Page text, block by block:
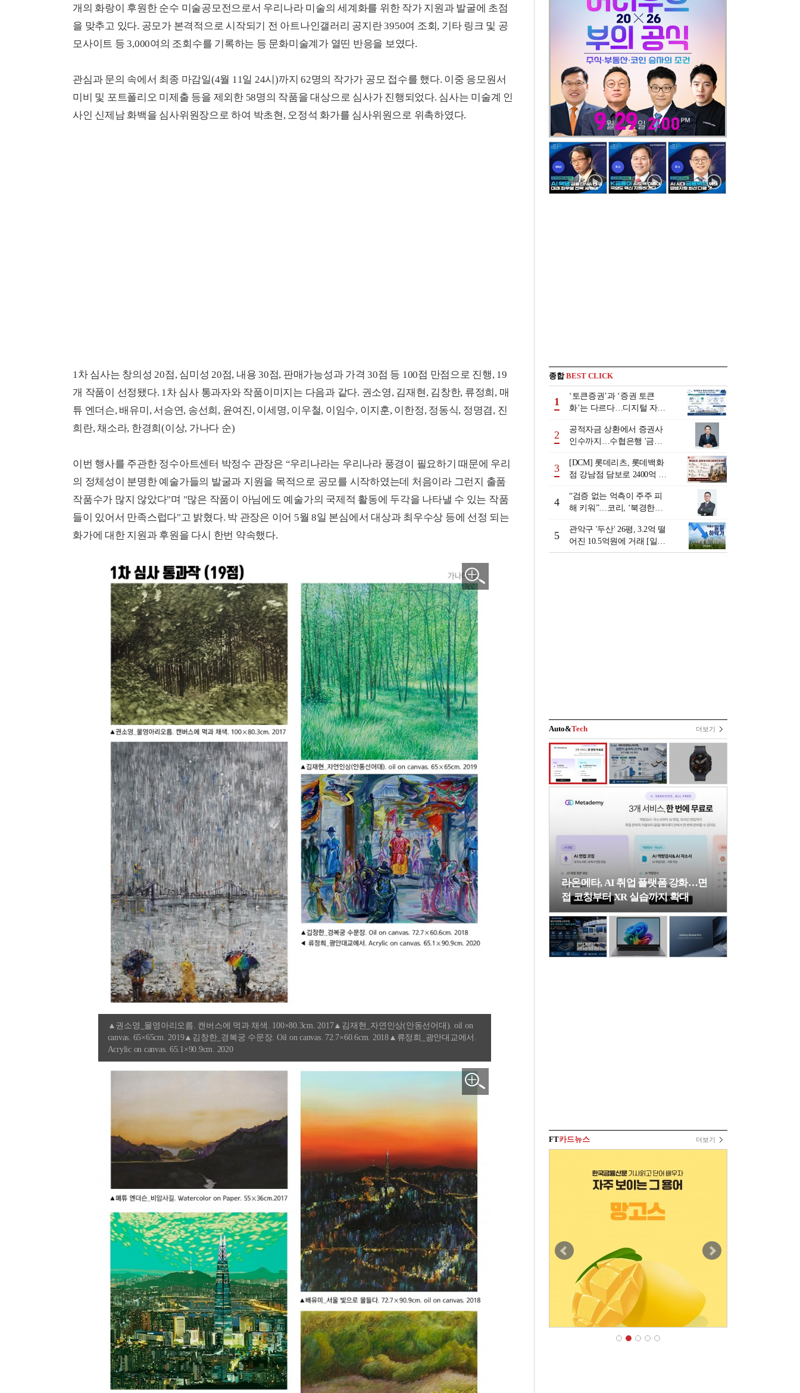
개의 화랑이 후원한 순수 미술공모전으로서 우리나라 미술의 세계화를 위한 작가 지원과 발굴에 초점
을 맞추고 있다. 공모가 본격적으로 시작되기 전 아트나인갤러리 공지란 3950여 조회, 기타 링크 및 공
모사이트 등 3,000여의 조회수를 기록하는 등 문화미술계가 열띤 반응을 보였다.
관심과 문의 속에서 최종 마감일(4월 11일 24시)까지 62명의 작가가 공모 접수를 했다. 이중 응모원서
미비 및 포트폴리오 미제출 등을 제외한 58명의 작품을 대상으로 심사가 진행되었다. 심사는 미술계 인
사인 신제남 화백을 심사위원장으로 하여 박초현, 오정석 화가를 심사위원으로 위촉하였다.
1차 심사는 창의성 20점, 심미성 20점, 내용 30점, 판매가능성과 가격 30점 등 100점 만점으로 진행, 19
개 작품이 선정됐다. 1차 심사 통과자와 작품이미지는 다음과 같다. 권소영, 김재현, 김창한, 류정희, 매
튜 엔더슨, 배유미, 서승연, 송선희, 윤여진, 이세명, 이우철, 이임수, 이지훈, 이한정, 정동식, 정명겸, 진
희란, 채소라, 한경희(이상, 가나다 순)
이번 행사를 주관한 정수아트센터 박정수 관장은 “우리나라는 우리나라 풍경이 필요하기 때문에 우리
의 정체성이 분명한 예술가들의 발굴과 지원을 목적으로 공모를 시작하였는데 처음이라 그런지 출품
작품수가 많지 않았다"며 "많은 작품이 아님에도 예술가의 국제적 활동에 두각을 나타낼 수 있는 작품
들이 있어서 만족스럽다"고 밝혔다. 박 관장은 이어 5월 8일 본심에서 대상과 최우수상 등에 선정 되는
화가에 대한 지원과 후원을 다시 한번 약속했다.
▲권소영_물영아리오름. 캔버스에 먹과 채색. 100×80.3cm. 2017▲김재현_자연인상(안동선어대). oil on
canvas. 65×65cm. 2019▲김창한_경복궁 수문장. Oil on canvas. 72.7×60.6cm. 2018▲류정희_광안대교에서.
Acrylic on canvas. 65.1×90.9cm. 2020
종합BEST CLICK
1
‘토큰증권’과 ‘증권 토큰
화’는 다르다…디지털 자본
2
공적자금 상환에서 증권사
인수까지…수협은행 '금융
행 금융그룹의 꿈①]
3
[DCM] 롯데리츠, 롯데백화
점 강남점 담보로 2400억 조
4
“검증 없는 억측이 주주 피
해 키워”…코리, ‘북경한미
5
관악구 '두산' 26평, 3.2억 떨
어진 10.5억원에 거래 [일일
하락가]
Auto&Tech 더보기
라온메타, AI 취업 플랫폼 강화…면
접 코칭부터 XR 실습까지 확대
FT카드뉴스 더보기